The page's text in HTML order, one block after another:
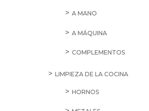
A MANO
A MÁQUINA
COMPLEMENTOS
LIMPIEZA DE LA COCINA
HORNOS